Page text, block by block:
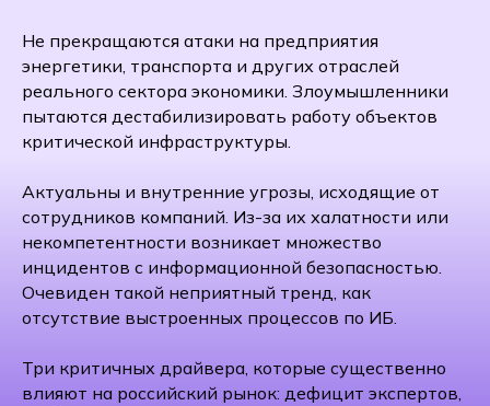
Не прекращаются атаки на предприятия
энергетики, транспорта и других отраслей
реального сектора экономики. Злоумышленники
пытаются дестабилизировать работу объектов
критической инфраструктуры.
Актуальны и внутренние угрозы, исходящие от
сотрудников компаний. Из-за их халатности или
некомпетентности возникает множество
инцидентов с информационной безопасностью.
Очевиден такой неприятный тренд, как
отсутствие выстроенных процессов по ИБ.
Три критичных драйвера, которые существенно
влияют на российский рынок: дефицит экспертов,